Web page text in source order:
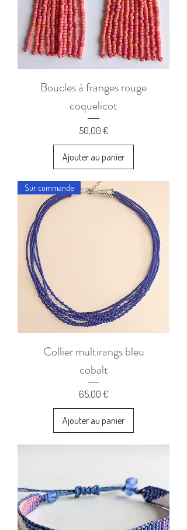
Boucles à franges rouge
coquelicot
Prix
50,00 €
Ajouter au panier
Sur commande
Collier multirangs bleu
cobalt
Prix
65,00 €
Ajouter au panier